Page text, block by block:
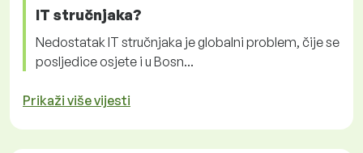
IT stručnjaka?
Nedostatak IT stručnjaka je globalni problem, čije se
posljedice osjete i u Bosn...
Prikaži više vijesti